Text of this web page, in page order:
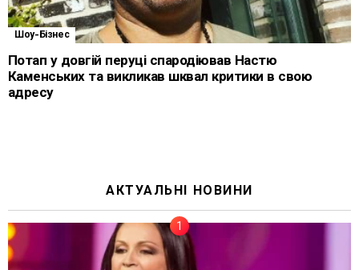
Шоу-Бізнес
Потап у довгій перуці спародіював Настю
Каменських та викликав шквал критики в свою
адресу
АКТУАЛЬНІ НОВИНИ